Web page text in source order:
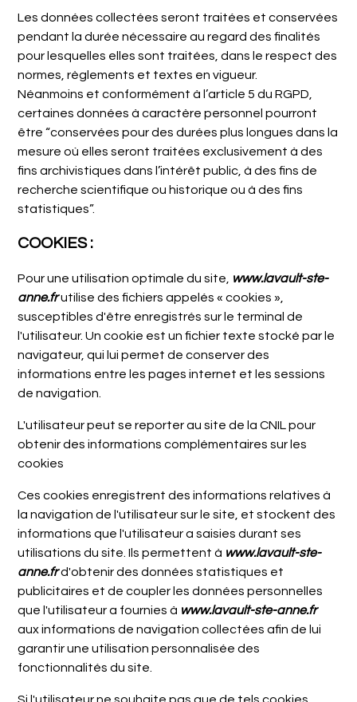
Les données collectées seront traitées et conservées
pendant la durée nécessaire au regard des finalités
pour lesquelles elles sont traitées, dans le respect des
normes, règlements et textes en vigueur.
Néanmoins et conformément à l’article 5 du RGPD,
certaines données à caractère personnel pourront
être “conservées pour des durées plus longues dans la
mesure où elles seront traitées exclusivement à des
fins archivistiques dans l’intérêt public, à des fins de
recherche scientifique ou historique ou à des fins
statistiques”.
COOKIES :
Pour une utilisation optimale du site, www.lavault-ste-
anne.frutilise des fichiers appelés « cookies »,
susceptibles d'être enregistrés sur le terminal de
l'utilisateur. Un cookie est un fichier texte stocké par le
navigateur, qui lui permet de conserver des
informations entre les pages internet et les sessions
de navigation.
L'utilisateur peut se reporter au site de la CNIL pour
obtenir des informations complémentaires sur les
cookies
Ces cookies enregistrent des informations relatives à
la navigation de l'utilisateur sur le site, et stockent des
informations que l'utilisateur a saisies durant ses
utilisations du site. Ils permettent à www.lavault-ste-
anne.frd'obtenir des données statistiques et
publicitaires et de coupler les données personnelles
que l'utilisateur a fournies à www.lavault-ste-anne.fr
aux informations de navigation collectées afin de lui
garantir une utilisation personnalisée des
fonctionnalités du site.